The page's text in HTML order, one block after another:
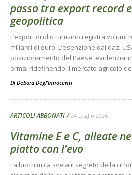
passo tra export record e
geopolitica
L’export di olio tunisino registra volumi
miliardi di euro. L’esenzione dai dazi
posizionamento del Paese,
ormai ridefinendo il mercato agricolo
Di Debora Degl’Innocenti
ARTICOLI ABBONATI 24 Luglio 2026
Vitamine E e C, alleate
piatto con l’evo
La biochimica svela il segreto della